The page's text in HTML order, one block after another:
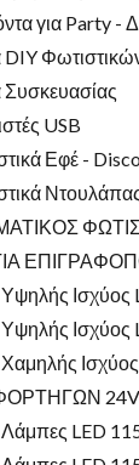
για Party -
DIY
Συσκευασίας
USB
Εφέ -
Υψηλής Ισχύος
Υψηλής Ισχύος
Χαμηλής
24V
Λάμπες LED